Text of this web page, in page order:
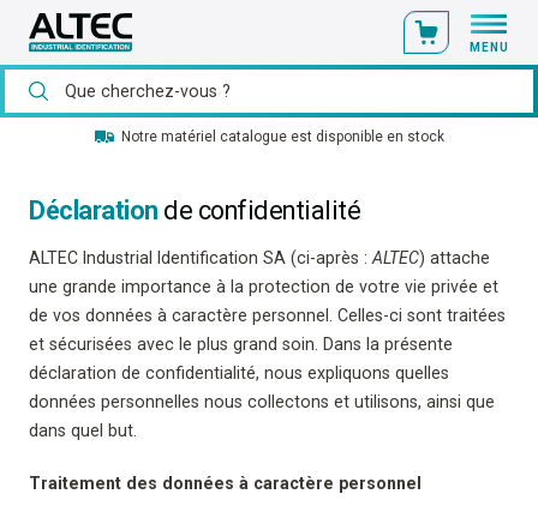
MENU
Notre matériel catalogue est disponible en stock
Déclaration de confidentialité
ALTEC Industrial Identification SA (ci-après : ALTEC) attache
une grande importance à la protection de votre vie privée et
de vos données à caractère personnel. Celles-ci sont traitées
et sécurisées avec le plus grand soin. Dans la présente
déclaration de confidentialité, nous expliquons quelles
données personnelles nous collectons et utilisons, ainsi que
dans quel but.
Traitement des données à caractère personnel